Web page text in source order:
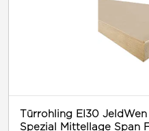
Türrohling EI30
Spezial Mittellage Span